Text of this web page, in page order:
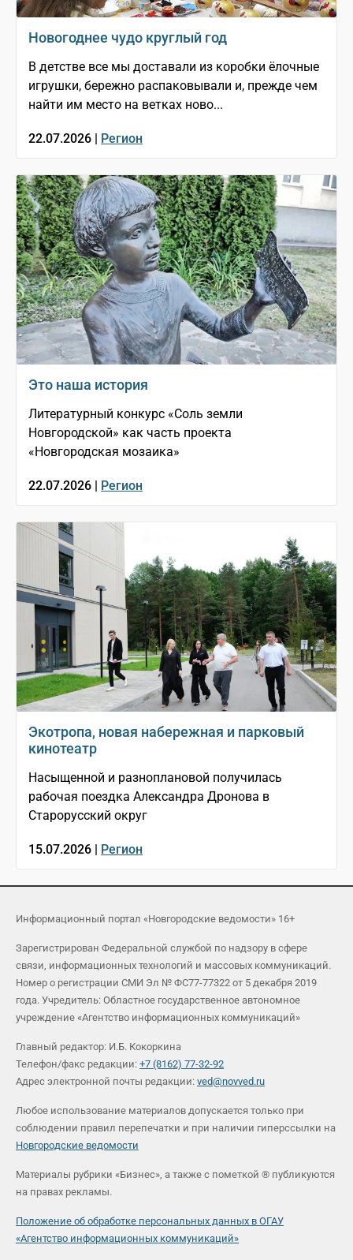
Новогоднее чудо круглый год
В детстве все мы доставали из коробки ёлочные
игрушки, бережно распаковывали и, прежде чем
найти им место на ветках ново...
22.07.2026 | Регион
Это наша история
Литературный конкурс «Соль земли
Новгородской» как часть проекта
«Новгородская мозаика»
22.07.2026 | Регион
Экотропа, новая набережная и парковый
кинотеатр
Насыщенной и разноплановой получилась
рабочая поездка Александра Дронова в
Старорусский округ
15.07.2026 | Регион
Информационный портал «Новгородские ведомости» 16+
Зарегистрирован Федеральной службой по надзору в сфере
связи, информационных технологий и массовых коммуникаций.
Номер о регистрации СМИ Эл № ФС77-77322 от 5 декабря 2019
года. Учредитель: Областное государственное автономное
учреждение «Агентство информационных коммуникаций»
Главный редактор: И.Б. Кокоркина
Телефон/факс редакции: +7 (8162) 77-32-92
Адрес электронной почты редакции: ved@novved.ru
Любое использование материалов допускается только при
соблюдении правил перепечатки и при наличии гиперссылки на
Новгородские ведомости
Материалы рубрики «Бизнес», а также с пометкой ® публикуются
на правах рекламы.
Положение об обработке персональных данных в ОГАУ
«Агентство информационных коммуникаций»